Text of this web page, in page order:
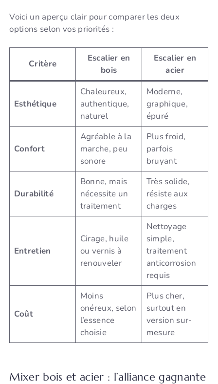
Voici un aperçu clair pour comparer les deux
options selon vos priorités :
Critère
Escalier en
bois
Escalier en
acier
Esthétique
Chaleureux,
authentique,
naturel
Moderne,
graphique,
épuré
Confort
Agréable à la
marche, peu
sonore
Plus froid,
parfois
bruyant
Durabilité
Bonne, mais
nécessite un
traitement
Très solide,
résiste aux
charges
Entretien
Cirage, huile
ou vernis à
renouveler
Nettoyage
simple,
traitement
anticorrosion
requis
Coût
Moins
onéreux, selon
l’essence
choisie
Plus cher,
surtout en
version sur-
mesure
Mixer bois et acier : l’alliance gagnante